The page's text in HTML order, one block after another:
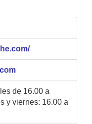
de 16.00 a
y viernes: 16.00 a